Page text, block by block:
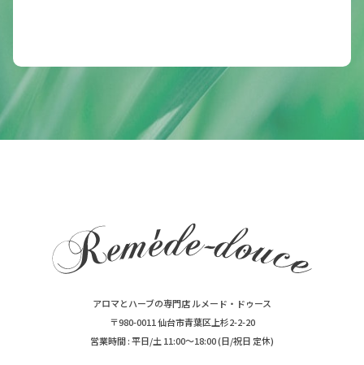
アロマとハーブの専門店 ルメード・ドゥース
〒980-0011 仙台市青葉区上杉2-2-20
営業時間 : 平日/土 11:00～18:00 (日/祝日 定休)